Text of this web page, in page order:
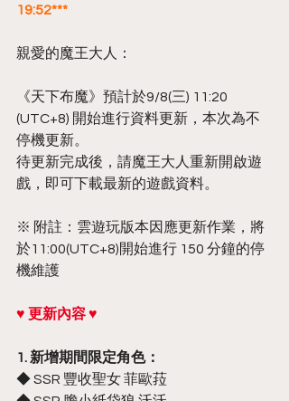
19:52***
親愛的魔王大人：
《天下布魔》預計於9/8(三) 11:20
(UTC+8) 開始進行資料更新，本次為不
停機更新。
待更新完成後，請魔王大人重新開啟遊
戲，即可下載最新的遊戲資料。
※ 附註：雲遊玩版本因應更新作業，將
於11:00(UTC+8)開始進行 150 分鐘的停
機維護
♥ 更新內容 ♥
1. 新增期間限定角色：
◆ SSR 豐收聖女 菲歐菈